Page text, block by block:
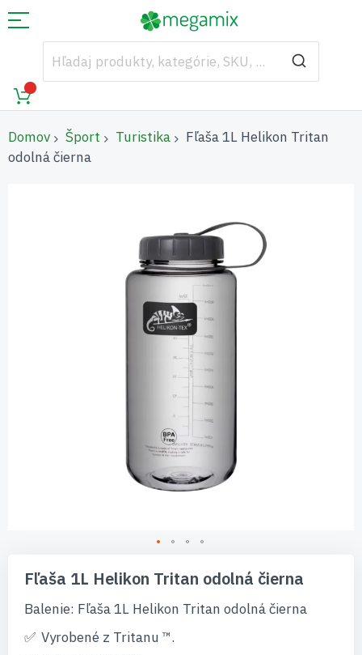
Domov Šport Turistika
Fľaša 1L Helikon Tritan
odolná čierna
začiatok
galérie
obrázkov
Fľaša 1L Helikon Tritan odolná čierna
Balenie: Fľaša 1L Helikon Tritan odolná čierna
Vyrobené z Tritanu ™.